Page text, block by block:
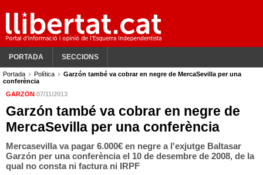
PORTADA SECCIONS
Portada Política
Garzón també va cobrar en negre de MercaSevilla per una
conferència
GARZÓN 07/11/2013
Garzón també va cobrar en negre de
MercaSevilla per una conferència
Mercasevilla va pagar 6.000€ en negre a l'exjutge Baltasar
Garzón per una conferència el 10 de desembre de 2008, de la
qual no consta ni factura ni IRPF